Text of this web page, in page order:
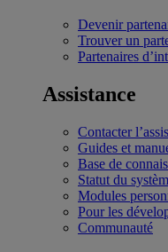
Devenir
Trouver un
Partenaires
Assistance
Contacter
Guides et
Base de
Statut du
Modules
Pour les
Communauté